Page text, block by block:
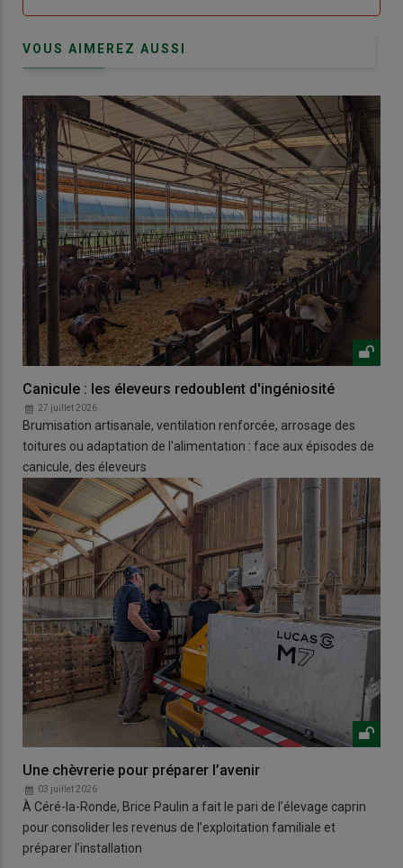
VOUS AIMEREZ AUSSI
Canicule : les éleveurs redoublent d'ingéniosité
27 juillet 2026
Brumisation artisanale, ventilation renforcée, arrosage des
toitures ou adaptation de l'alimentation : face aux épisodes de
canicule, des éleveurs
Une chèvrerie pour préparer l’avenir
03 juillet 2026
À Céré-la-Ronde, Brice Paulin a fait le pari de l’élevage caprin
pour consolider les revenus de l’exploitation familiale et
préparer l’installation